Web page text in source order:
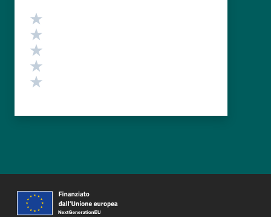
Valutazione